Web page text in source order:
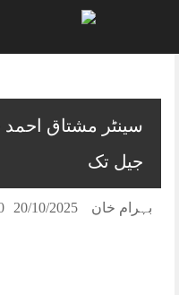
سینٹر مشتاق احمد
جیل تک
بہرام خان 20/10/2025
0